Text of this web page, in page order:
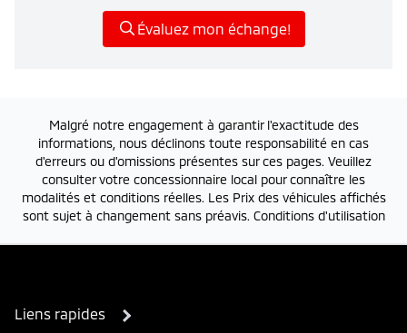
Évaluez mon échange!
Malgré notre engagement à garantir l'exactitude des
informations, nous déclinons toute responsabilité en cas
d'erreurs ou d'omissions présentes sur ces pages. Veuillez
consulter votre concessionnaire local pour connaître les
modalités et conditions réelles. Les Prix des véhicules affichés
sont sujet à changement sans préavis. Conditions d'utilisation
Liens rapides